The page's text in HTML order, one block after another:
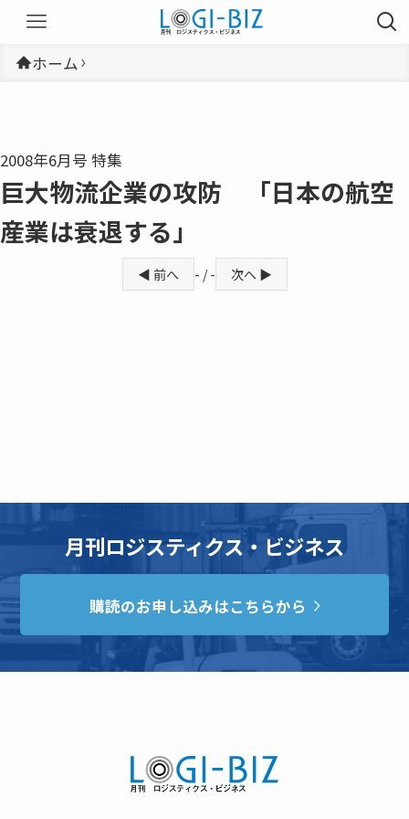
ホーム
2008年6月号 特集
巨大物流企業の攻防 「日本の航空
産業は衰退する」
◀ 前へ - / - 次へ ▶
月刊ロジスティクス・ビジネス
購読のお申し込みはこちらから